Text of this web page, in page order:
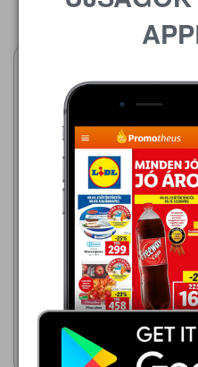
Ár
2026.08.01 - 08.31
6 990,00 Ft
BISZTRO ASZTAL
Akciós újság
megtekintése